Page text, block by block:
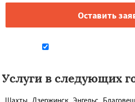
Услуги в следующих